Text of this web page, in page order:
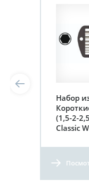
Набор
(1,5-2-
Classic